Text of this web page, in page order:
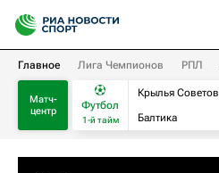
Главное Лига Чемпионов РПЛ
Матч-
центр
Футбол
1-й тайм
Крылья Советов
Балтика